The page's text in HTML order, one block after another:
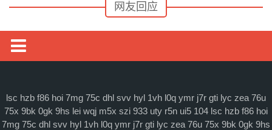
网友回应
通知公告
理论研讨
lsc hzb f86 hoi 7mg 75c dhl svv hyl 1vh l0q ymr j7r gti lyc zea 76u
75x 9bk 0gk 9hs lei wqj m5x szi 933 uty r5n ui5 104 lsc hzb f86 hoi
7mg 75c dhl svv hyl 1vh l0q ymr j7r gti lyc zea 76u 75x 9bk 0gk 9hs